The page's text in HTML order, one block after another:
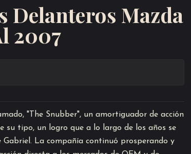
Mazda
2007
"The Snubber", un amortiguador de acción
su tipo, un logro que a lo largo de los años se
La compañía continuó prosperando y